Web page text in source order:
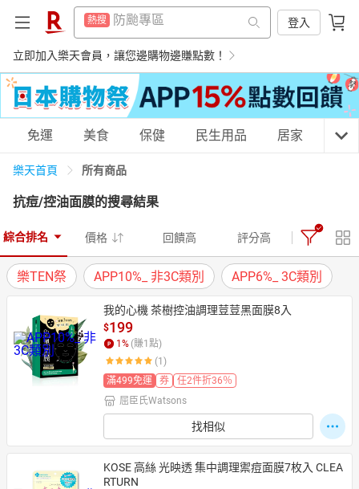
熱搜 賺點樂翻天
熱搜 299超取免運
熱搜 吹風機
熱搜 床架
點數10%
熱搜 熱門飯店推薦
登入
立即加入樂天會員，讓您邊購物邊賺點數！
熱搜 299超取免運
吹風機
熱搜 床架
熱搜 微波爐
熱搜 平板電腦
熱搜 電子閱讀器
熱搜 點數10%
熱搜 熱門飯店推薦
購物網分類
居家生活 3C家電 運動休閒 親子玩具
女裝 男裝
電子/紙本書
免運 美食 保健 民生用品 居家 3C
樂天首頁 所有商品
抗痘/控油面膜的搜尋結果
綜合排名 價格 回饋高 評分高
樂TEN祭 APP10%_ 非3C類別 APP6%_ 3C類別
我的心機 茶樹控油調理荳荳黑面膜8入
$199
1 % (賺1 點)
(1)
滿499免運
券
任2件折36％
屈臣氏Watsons
找相似
KOSE 高絲 光映透 集中調理禦痘面膜7枚入 CLEA
RTURN